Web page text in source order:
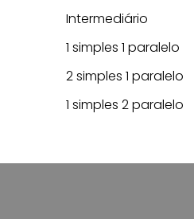
Intermediário
1 simples 1 paralelo
2 simples 1 paralelo
1 simples 2 paralelo